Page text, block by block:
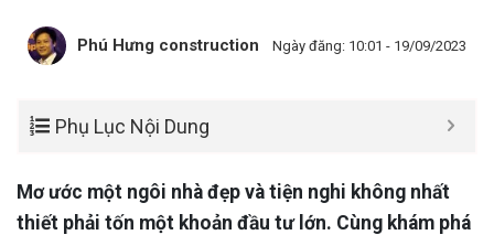
Phú Hưng construction Ngày đăng: 10:01 - 19/09/2023
Phụ Lục Nội Dung
Mơ ước một ngôi nhà đẹp và tiện nghi không nhất
thiết phải tốn một khoản đầu tư lớn. Cùng khám phá